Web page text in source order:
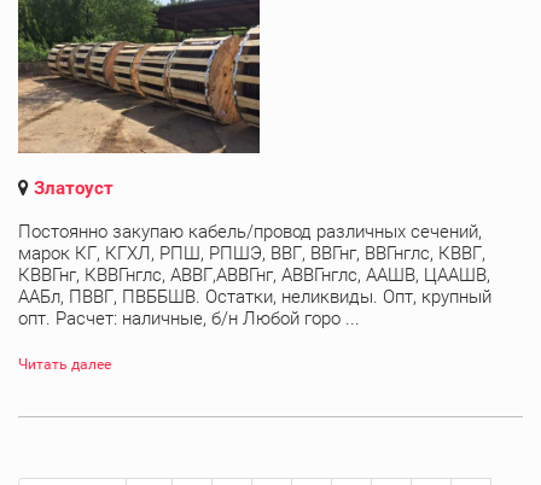
Златоуст
Постоянно закупаю кабель/провод различных сечений,
марок КГ, КГХЛ, РПШ, РПШЭ, ВВГ, ВВГнг, ВВГнглс, КВВГ,
КВВГнг, КВВГнглс, АВВГ,АВВГнг, АВВГнглс, ААШВ, ЦААШВ,
ААБл, ПВВГ, ПВББШВ. Остатки, неликвиды. Опт, крупный
опт. Расчет: наличные, б/н Любой горо ...
Читать далее